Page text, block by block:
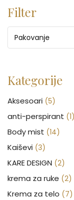
Filter
Pakovanje
Kategorije
Aksesoari (5)
anti-perspirant (1)
Body mist (14)
Kaiševi (3)
KARE DESIGN (2)
krema za ruke (2)
Krema za telo (7)